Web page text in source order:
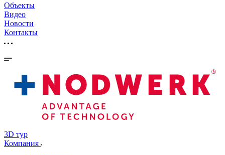
Объекты
Видео
Новости
Контакты
3D тур
Компания